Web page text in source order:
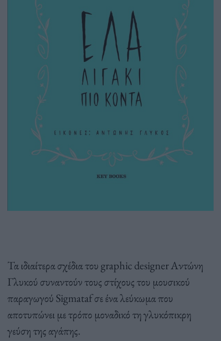
Τα ιδιαίτερα σχέδια του graphic designer Αντώνη
Γλυκού συναντούν τους στίχους του μουσικού
παραγωγού Sigmataf σε ένα λεύκωμα που
αποτυπώνει με τρόπο μοναδικό τη γλυκόπικρη
γεύση της αγάπης.